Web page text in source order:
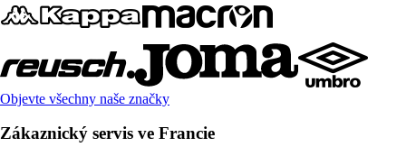
Objevte všechny naše značky
Zákaznický servis ve Francie